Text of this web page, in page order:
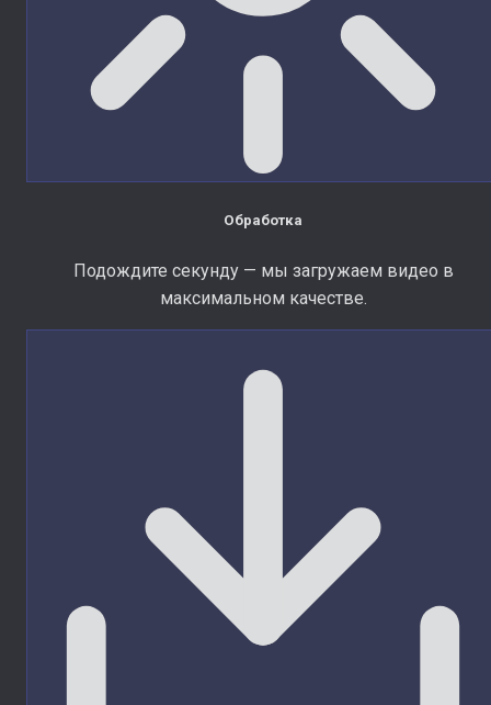
Обработка
Подождите секунду — мы загружаем видео в
максимальном качестве.